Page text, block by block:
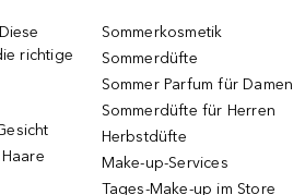
richtige
Sommerkosmetik
Sommerdüfte
Sommer Parfum für Damen
Sommerdüfte für Herren
Herbstdüfte
Make-up-Services
Tages-Make-up im Store